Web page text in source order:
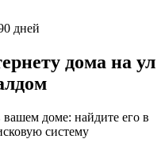
дней
дома на ул
вашем доме: найдите его в
систему